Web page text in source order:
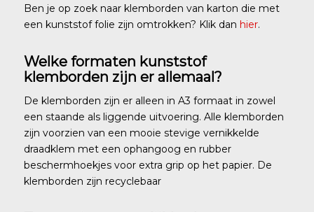
Ben je op zoek naar klemborden van karton die met
een kunststof folie zijn omtrokken? Klik dan hier.
Welke formaten kunststof
klemborden zijn er allemaal?
De klemborden zijn er alleen in A3 formaat in zowel
een staande als liggende uitvoering. Alle klemborden
zijn voorzien van een mooie stevige vernikkelde
draadklem met een ophangoog en rubber
beschermhoekjes voor extra grip op het papier. De
klemborden zijn recyclebaar